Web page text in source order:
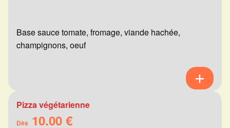
Base sauce tomate, fromage, viande hachée,
champignons, oeuf
Pizza végétarienne
Dès 10.00 €